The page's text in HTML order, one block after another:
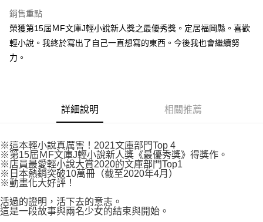
ATM／網路銀行／等多元方式進行付款，方視為交易完成。
※ 請注意：結帳手續完成當下不需立刻繳費，但若您需要取消訂單，請聯絡
購買商品的店家。未經商家同意取消之訂單仍視為有效，需透過AFTEE先享
後付繳納相關費用。
※ 交易是否成功請以「AFTEE先享後付 」之結帳頁面顯示為準，若有關於
１．透過由恩沛科技股份有限公司提供之「AFTEE先享後付」服務完成之交
易，需依本服務之必要範圍內提供個人資料，並將交易相關給付款項請求債
２．關於個人資料處理事宜，請瀏覽以下網址：
https://aftee.tw/terms/#terms3
３．未成年的使用者請事先徵得法定代理人或監護人之同意方可使用
「AFTEE先享後付」，若未經同意申辦者引起之損失，本公司不負相關責
任。
４．使用「AFTEE先享後付」時，將依據個別帳號之用戶狀況，依本公司即
時審查核予不同之上限額度；若仍有額度不足之情形，本公司將視審查結果
請求用戶進行身份認證。
每筆NT$80，滿NT$500(含以上)免運費
付款後萊爾富取貨
每筆NT$80，滿NT$500(含以上)免運費
每筆NT$80，滿NT$500(含以上)免運費
宅配
每筆NT$100，滿NT$800(含以上)免運費
國家/地區配送
銷售重點
榮獲第15屆ＭF文庫J輕小說新人獎之最優秀獎。定居福岡縣。喜歡
輕小說。我終於寫出了自己一直想寫的東西。今後我也會繼續努
力。
詳細說明 相關推薦
※這本輕小說真厲害！2021文庫部門Top 4
※第15屆ＭF文庫J輕小說新人獎《最優秀獎》得獎作。
※店員最愛輕小說大賞2020的文庫部門Top1
※日本熱銷突破10萬冊（截至2020年4月）
※動畫化大好評！
活過的證明，活下去的意志。
這是一段故事與兩名少女的結束與開始。